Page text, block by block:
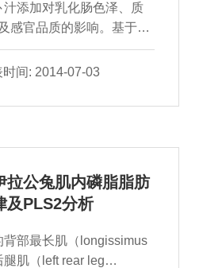
汁添加对乳化肠色泽、质
感官品质的影响。基于最
过控制胡萝卜汁的添加量
间: 2014-07-03
拉公兔肌内磷脂脂肪
及PLS2分析
背部最长肌（longissimus
肌（left rear leg